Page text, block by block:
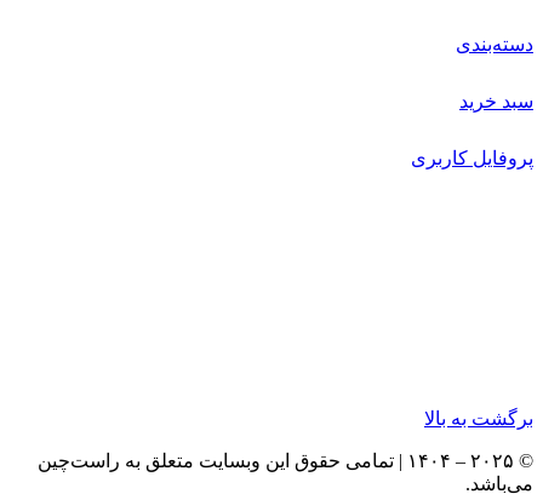
دسته‌بندی
سبد خرید
پروفایل کاربری
برگشت به بالا
© ۲۰۲۵ – ۱۴۰۴ | تمامی حقوق این وبسایت متعلق به راست‌چین
می‌باشد.